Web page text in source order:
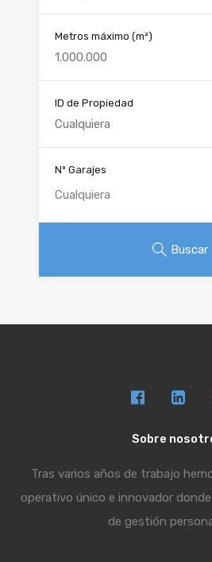
Metros máximo (m²)
ID de Propiedad
Nº Garajes
Cualquiera
Buscar
Sobre
Tras varios años de trabajo
operativo único e innovador
de gestión